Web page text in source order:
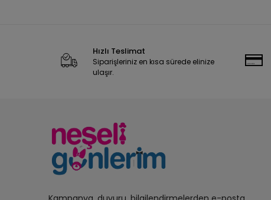
Hızlı Teslimat
Siparişleriniz en kısa sürede elinize
ulaşır.